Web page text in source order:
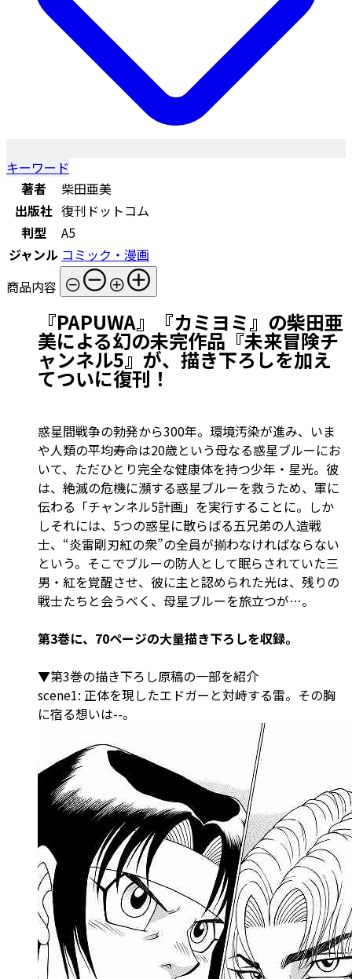
キーワード
著者
柴田亜美
出版社 復刊ドットコム
判型
A5
ジャンル コミック・漫画
商品内容
『PAPUWA』『カミヨミ』の柴田亜
美による幻の未完作品『未来冒険チ
ャンネル5』が、描き下ろしを加え
てついに復刊！
惑星間戦争の勃発から300年。環境汚染が進み、いま
や人類の平均寿命は20歳という母なる惑星ブルーにお
いて、ただひとり完全な健康体を持つ少年・星光。彼
は、絶滅の危機に瀕する惑星ブルーを救うため、軍に
伝わる「チャンネル5計画」を実行することに。しか
しそれには、5つの惑星に散らばる五兄弟の人造戦
士、“炎雷剛刃紅の衆”の全員が揃わなければならない
という。そこでブルーの防人として眠らされていた三
男・紅を覚醒させ、彼に主と認められた光は、残りの
戦士たちと会うべく、母星ブルーを旅立つが…。
第3巻に、70ページの大量描き下ろしを収録。
▼第3巻の描き下ろし原稿の一部を紹介
scene1: 正体を現したエドガーと対峙する雷。その胸
に宿る想いは--。